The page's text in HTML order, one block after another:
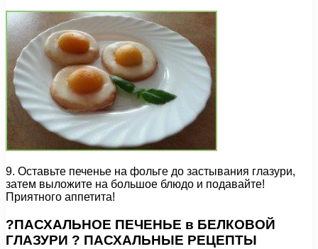
9. Оставьте печенье на фольге до застывания глазури,
затем выложите на большое блюдо и подавайте!
Приятного аппетита!
?ПАСХАЛЬНОЕ ПЕЧЕНЬЕ в БЕЛКОВОЙ
ГЛАЗУРИ ? ПАСХАЛЬНЫЕ РЕЦЕПТЫ